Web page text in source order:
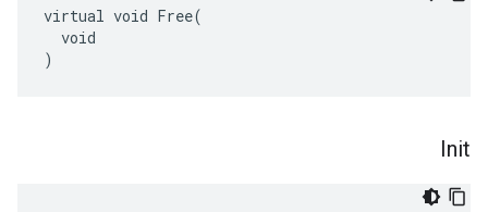
virtual void Free(
  void
)
Init